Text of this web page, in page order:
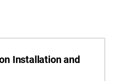
Installation and